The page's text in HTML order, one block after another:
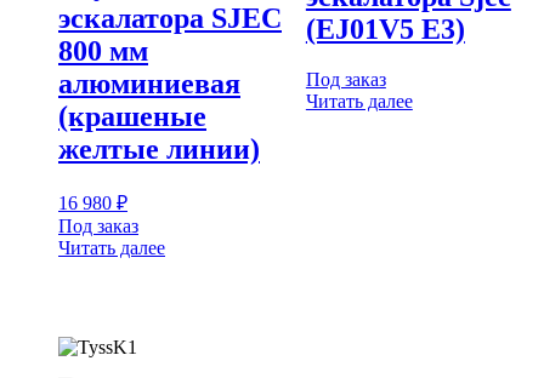
эскалатора SJEC
800 мм
алюминиевая
(крашеные
желтые линии)
16 980 ₽
Под заказ
Читать далее
(EJ01V5 E3)
Под заказ
Читать далее